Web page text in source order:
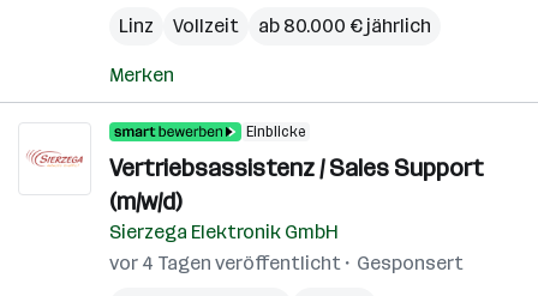
Linz
Vollzeit ab 80.000 € jährlich
Merken
Einblicke
Vertriebsassistenz / Sales Support
(m/w/d)
Sierzega Elektronik GmbH
vor 4 Tagen veröffentlicht
Gesponsert